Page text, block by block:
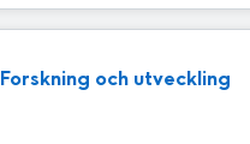
Forskning och utveckling